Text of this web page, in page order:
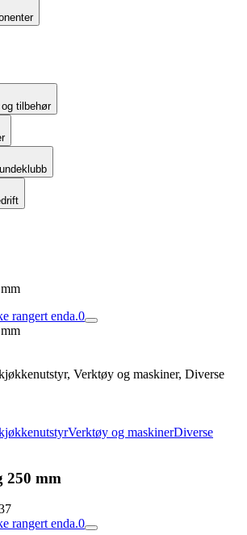
tilbehør
rangert enda.0
Verktøy og maskiner, Diverse
Verktøy og maskinerDiverse
250 mm
rangert enda.0